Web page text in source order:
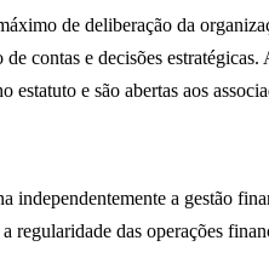
de deliberação da
contas e decisões estratégicas.
estatuto e são abertas aos
independentemente a gestão
regularidade das operações